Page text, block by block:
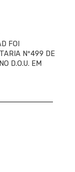
FOI
Nº499 DE
D.O.U. EM